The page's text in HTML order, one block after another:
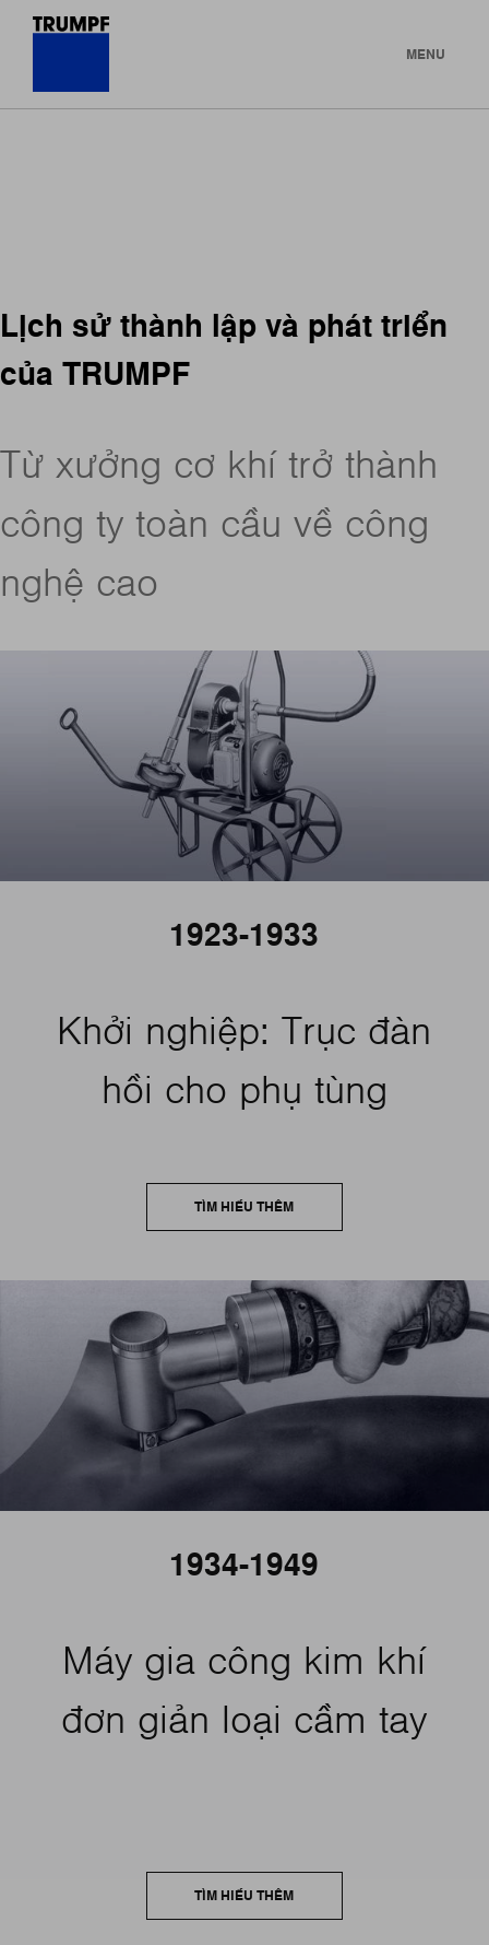
MENU
Lịch sử thành lập và phát triển
của TRUMPF
Từ xưởng cơ khí trở thành
công ty toàn cầu về công
nghệ cao
1923-1933
Khởi nghiệp: Trục đàn
hồi cho phụ tùng
TÌM HIỂU THÊM
1934-1949
Máy gia công kim khí
đơn giản loại cầm tay
TÌM HIỂU THÊM